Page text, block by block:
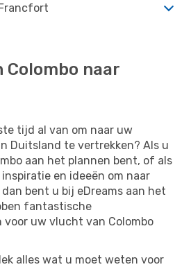
Colombo naar
tijd al van om naar uw
Duitsland te vertrekken? Als u
aan het plannen bent, of als
en ideeën om naar
bent u bij eDreams aan het
fantastische
uw vlucht van Colombo
alles wat u moet weten voor